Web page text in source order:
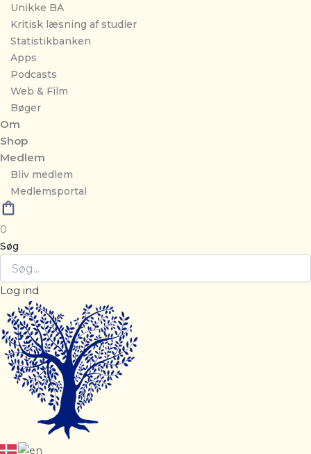
Unikke BA
Kritisk læsning af studier
Statistikbanken
Apps
Podcasts
Web & Film
Bøger
Om
Shop
Medlem
Bliv medlem
Medlemsportal
0
Søg
Log ind